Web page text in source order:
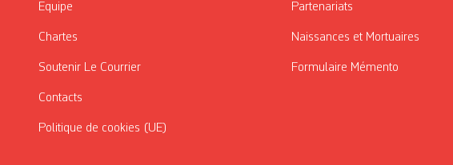
Équipe
Chartes
Soutenir Le Courrier
Contacts
Politique de cookies (UE)
Partenariats
Naissances et Mortuaires
Formulaire Mémento